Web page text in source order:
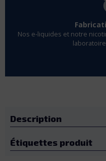
Nos e-liquides et notre
Description
Étiquettes produit